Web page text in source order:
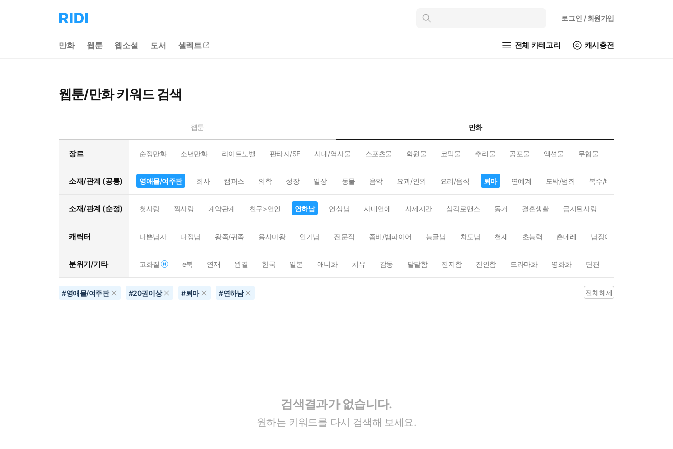
리
디
으
인
로그인 / 회원가입
만화 웹툰 웹소설 도서 셀렉트 전체 카테고리 캐시충전
웹툰/만화 키워드 검색
웹툰 만화
장르 순정만화 소년만화 라이트노벨 판타지/SF 시대/역사물 스포츠물 학원물 코믹물 추리물 공포물 액션물 무협물
소재/관계 (공통) 영애물/여주판 회사 캠퍼스 의학 성장 일상 동물 음악 요괴/인외 요리/음식 퇴마 연예계 도박/범죄 복수/배신
소재/관계 (순정) 첫사랑 짝사랑 계약관계 친구>연인 연하남 연상남 사내연애 사제지간 삼각로맨스 동거 결혼생활 금지된사랑
캐릭터 나쁜남자 다정남 왕족/귀족 용사마왕 인기남 전문직 좀비/뱀파이어 능글남 차도남 천재 초능력 츤데레 남장여자
분위기/기타 고화질 e북 연재 완결 한국 일본 애니화 치유 감동 달달함 진지함 잔인함 드라마화 영화화 단편
#영애물/여주판 #20권이상 #퇴마 #연하남 전체해제
검색결과가 없습니다.
원하는 키워드를 다시 검색해 보세요.